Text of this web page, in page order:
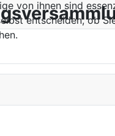
von ihnen sind
entscheiden, ob